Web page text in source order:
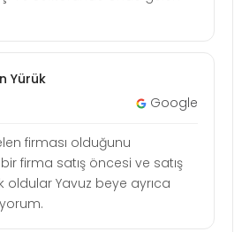
Yürük
Google
firması olduğunu
firma satış öncesi ve satış
oldular Yavuz beye ayrıca